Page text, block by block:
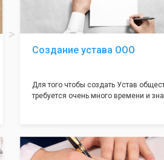
Создание устава ООО
Для того чтобы создать Устав
требуется очень много времени и
Наша компания предоставит вам
уникальный Устав Общества, который